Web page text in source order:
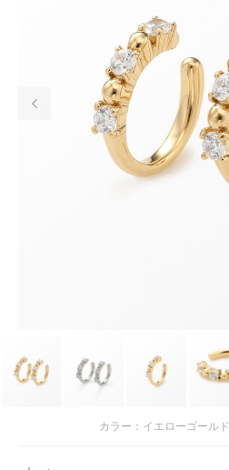
カラー：イエローゴールド